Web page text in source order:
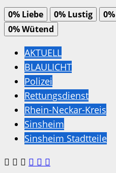
0% Liebe 0% Lustig 0%
0%Wütend
AKTUELL
BLAULICHT
Polizei
Rettungsdienst
Rhein-Neckar-Kreis
Sinsheim
Sinsheim Stadtteile